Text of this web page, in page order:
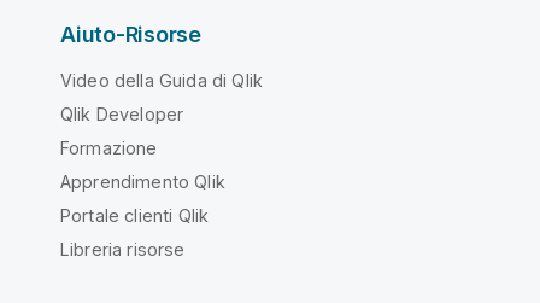
Aiuto-Risorse
Video della Guida di Qlik
Qlik Developer
Formazione
Apprendimento Qlik
Portale clienti Qlik
Libreria risorse